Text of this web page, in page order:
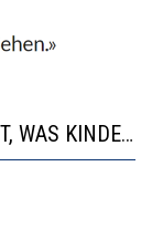
“WIR BEOBACHTEN EINEN REGELRECHTEN STURZFLUG BEI DEN LERNLEISTUNGEN”
DIE VERSTÄRKTE HARMONISIERUNG IM SCHULWESEN VERRINGERT DAS INNOVATIONSPOTENZIAL